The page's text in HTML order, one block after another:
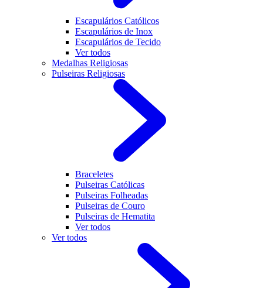
Escapulários Católicos
Escapulários de Inox
Escapulários de Tecido
Ver todos
Medalhas Religiosas
Pulseiras Religiosas
Braceletes
Pulseiras Católicas
Pulseiras Folheadas
Pulseiras de Couro
Pulseiras de Hematita
Ver todos
Ver todos